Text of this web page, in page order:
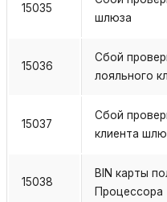
15035
шлюза
15036
Сбой
лояльного
15037
Сбой
клиента
15038
BIN карты
Процессора